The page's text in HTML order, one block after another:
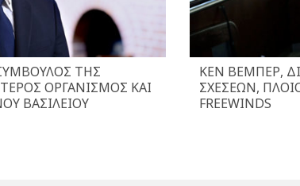
ΤΗΣ
ΟΡΓΑΝΙΣΜΌΣ ΚΑΙ
ΒΑΣΙΛΕΊΟΥ
ΚΕΝ ΒΈΜΠΕΡ,
ΣΧΈΣΕΩΝ,
FREEWINDS